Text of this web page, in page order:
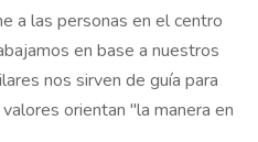
a las personas en el centro
en base a nuestros
nos sirven de guía para
orientan "la manera en